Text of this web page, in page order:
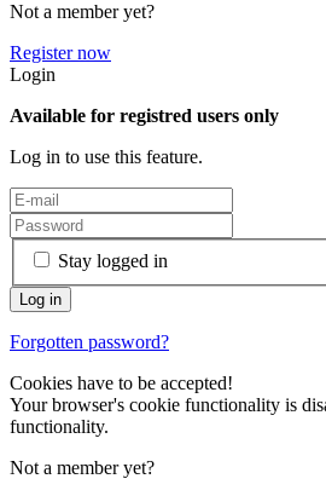
Not a member yet?
Register now
Login
Available for registred users only
Log in to use this feature.
Stay logged in
Forgotten password?
Cookies have to be accepted!
Your browser's cookie functionality is
functionality.
Not a member yet?